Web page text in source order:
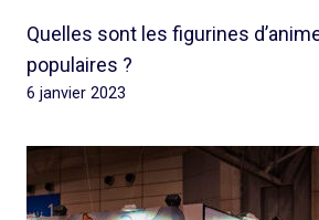
Quelles sont les figurines
populaires ?
6 janvier 2023